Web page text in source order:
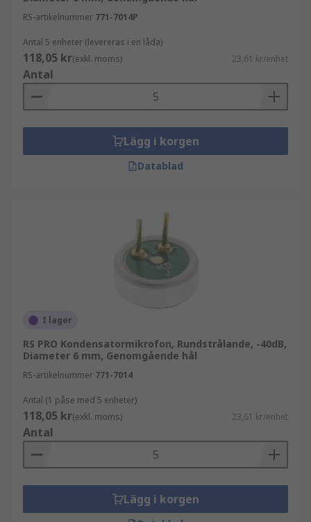
RS-artikelnummer 771-7014P
Antal 5 enheter (levereras i en låda)
118,05 kr(exkl. moms) 23,61 kr/enhet
Antal
Lägg i korgen
Datablad
I lager
RS PRO Kondensatormikrofon, Rundstrålande, -40dB,
Diameter 6 mm, Genomgående hål
RS-artikelnummer 771-7014
Antal (1 påse med 5 enheter)
118,05 kr(exkl. moms) 23,61 kr/enhet
Antal
Lägg i korgen